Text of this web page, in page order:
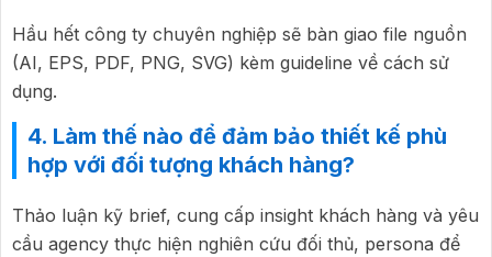
Hầu hết công ty chuyên nghiệp sẽ bàn giao file nguồn
(AI, EPS, PDF, PNG, SVG) kèm guideline về cách sử
dụng.
4. Làm thế nào để đảm bảo thiết kế phù
hợp với đối tượng khách hàng?
Thảo luận kỹ brief, cung cấp insight khách hàng và yêu
cầu agency thực hiện nghiên cứu đối thủ, persona để